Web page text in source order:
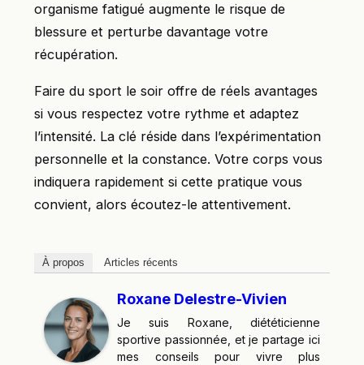
organisme fatigué augmente le risque de
blessure et perturbe davantage votre
récupération.
Faire du sport le soir offre de réels avantages
si vous respectez votre rythme et adaptez
l’intensité. La clé réside dans l’expérimentation
personnelle et la constance. Votre corps vous
indiquera rapidement si cette pratique vous
convient, alors écoutez-le attentivement.
À propos Articles récents
Roxane Delestre-Vivien
Je suis Roxane, diététicienne
sportive passionnée, et je partage ici
mes conseils pour vivre plus